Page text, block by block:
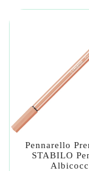
Pennarello
STABILO